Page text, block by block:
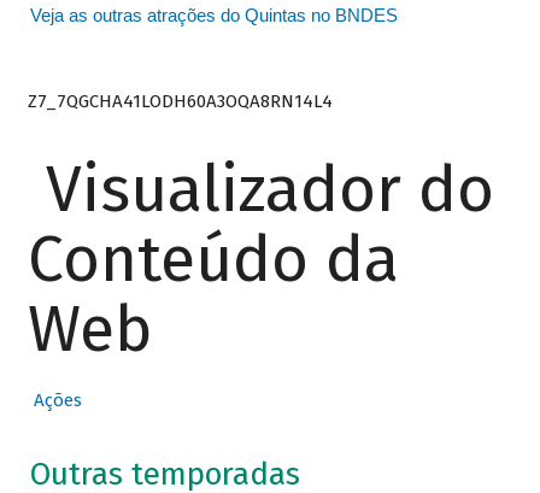
Veja as outras atrações do Quintas no BNDES
Z7_7QGCHA41LODH60A3OQA8RN14L4
Visualizador do
Conteúdo da
Web
Ações
Outras temporadas